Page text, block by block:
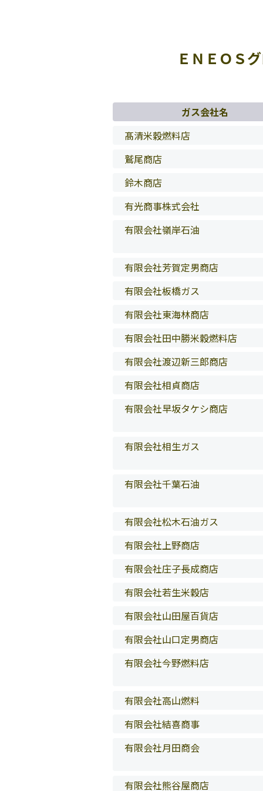
ＥＮＥＯＳ
ガス会社名
髙清米穀燃料店
鷲尾商店
鈴木商店
有光商事株式会社
有限会社嶺岸石油
有限会社芳賀定男商店
有限会社板橋ガス
有限会社東海林商店
有限会社田中勝米穀燃料店
有限会社渡辺新三郎商店
有限会社相貞商店
有限会社早坂タケシ商店
有限会社相生ガス
有限会社千葉石油
有限会社松木石油ガス
有限会社上野商店
有限会社庄子長成商店
有限会社若生米穀店
有限会社山田屋百貨店
有限会社山口定男商店
有限会社今野燃料店
有限会社高山燃料
有限会社結喜商事
有限会社月田商会
有限会社熊谷屋商店